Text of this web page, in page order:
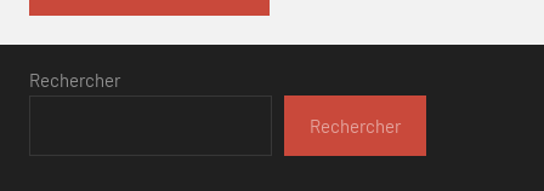
Rechercher
Rechercher